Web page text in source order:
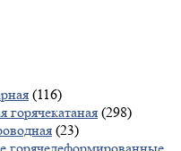
(116)
горячекатаная (298)
(23)